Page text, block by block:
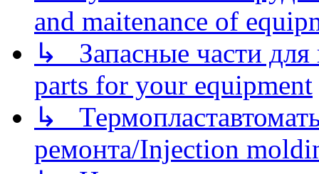
and maitenance of
↳ Запасные части для
parts for your equipment
↳
ремонта/Injection